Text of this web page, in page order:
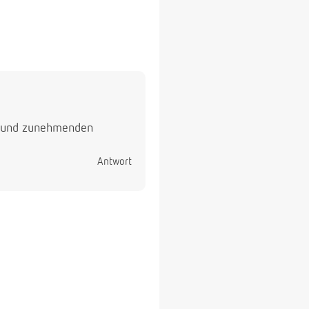
zunehmenden
Antwort